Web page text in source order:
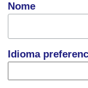
Nome
Idioma